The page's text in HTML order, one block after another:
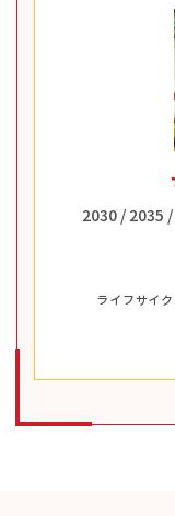
2030 / 2035
ライフサイ